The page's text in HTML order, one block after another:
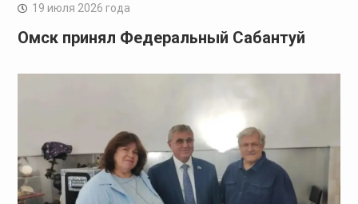
19 июля 2026 года
Омск принял Федеральный Сабантуй